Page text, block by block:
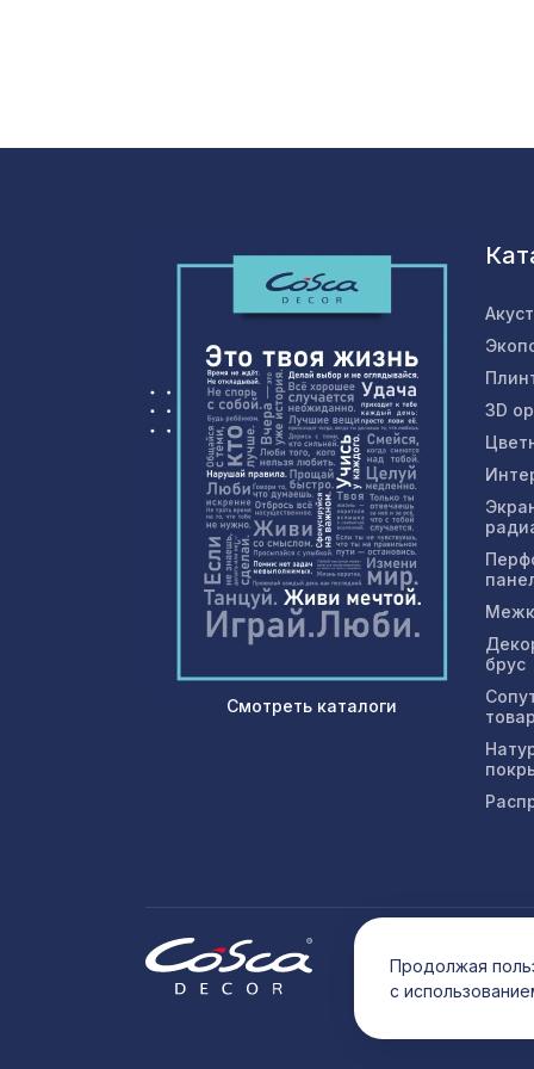
Смотреть каталоги
3D
брус
©
Продолжая
с